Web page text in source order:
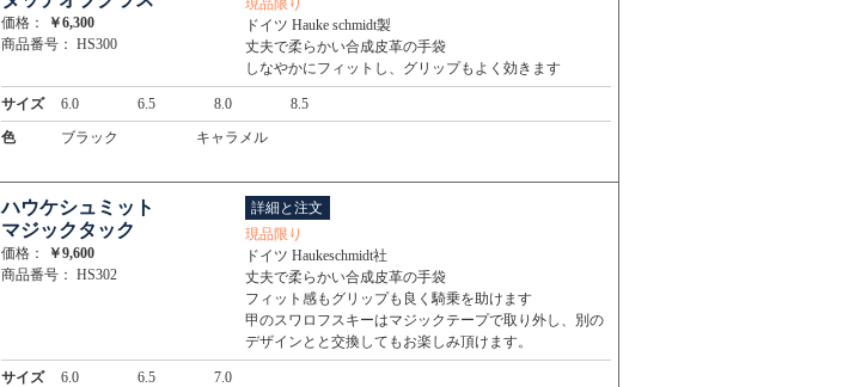
価格：
￥6,300
商品番号： HS300
現品限り
ドイツ Hauke schmidt製
丈夫で柔らかい合成皮革の手袋
しなやかにフィットし、グリップもよく効きます
サイズ 6.0 6.5 8.0
8.5
色
ブラック キャラメル
ハウケシュミット
マジックタック
価格：
￥9,600
商品番号： HS302
詳細と注文
現品限り
ドイツ Haukeschmidt社
丈夫で柔らかい合成皮革の手袋
フィット感もグリップも良く騎乗を助けます
甲のスワロフスキーはマジックテープで取り外し、別の
デザインとと交換してもお楽しみ頂けます。
サイズ 6.0 6.5
7.0